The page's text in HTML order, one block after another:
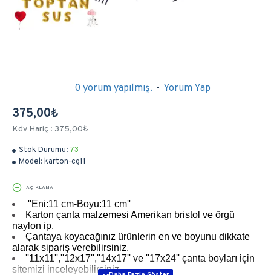
Stok Durumu: 73
Model:karton-cg11
0 yorum yapılmış. - Yorum Yap
375,00₺
Kdv Hariç : 375,00₺
AÇIKLAMA
''Eni:11 cm-Boyu:11 cm''
Karton çanta malzemesi Amerikan bristol ve örgü
naylon ip.
Çantaya koyacağınız ürünlerin en ve boyunu dikkate
alarak sipariş verebilirsiniz.
''11x11'',''12x17'',''14x17'' ve ''17x24'' çanta boyları için
sitemizi inceleyebilirsiniz.